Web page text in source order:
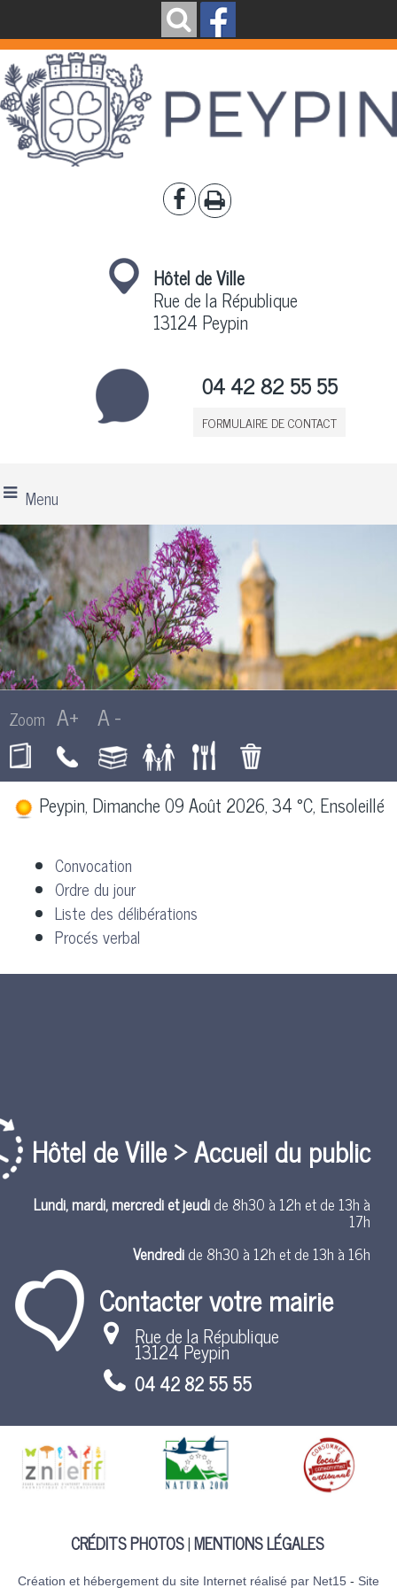
Hôtel de Ville
Rue de la République
13124 Peypin
04 42 82 55 55
FORMULAIRE DE CONTACT
Menu
Peypin, Dimanche 09 Août 2026, 34 °C, Ensoleillé
Convocation
Ordre du jour
Liste des délibérations
Procés verbal
Hôtel de Ville > Accueil du public
Lundi, mardi, mercredi et jeudide 8h30 à 12h et de 13h à
17h
Vendredide 8h30 à 12h et de 13h à 16h
Contacter votre mairie
Rue de la République
13124 Peypin
04 42 82 55 55
CRÉDITS PHOTOS MENTIONS LÉGALES
Création et hébergement du site Internet réalisé par Net15 - Site